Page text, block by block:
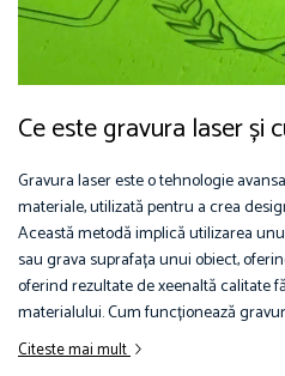
Ce este gravura laser și
Gravura laser este o tehnologie
materiale, utilizată pentru a crea
Această metodă implică utilizarea
sau grava suprafața unui obiect,
oferind rezultate de xeenaltă calitate
materialului. Cum funcționează
Citeste mai mult